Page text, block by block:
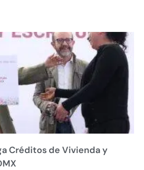
Créditos de Vivienda y